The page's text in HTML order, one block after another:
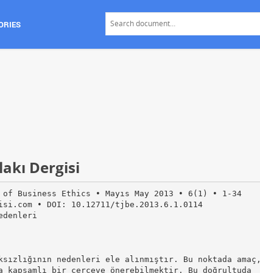
Dergisi
Business Ethics • Mayıs May 2013 • 6(1) • 1-34
• DOI: 10.12711/tjbe.2013.6.1.0114
nedenleri ele alınmıştır. Bu noktada amaç,
kapsamlı bir çerçeve önerebilmektir. Bu doğrultuda